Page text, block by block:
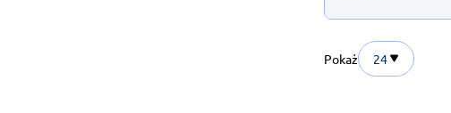
Pokaż 24